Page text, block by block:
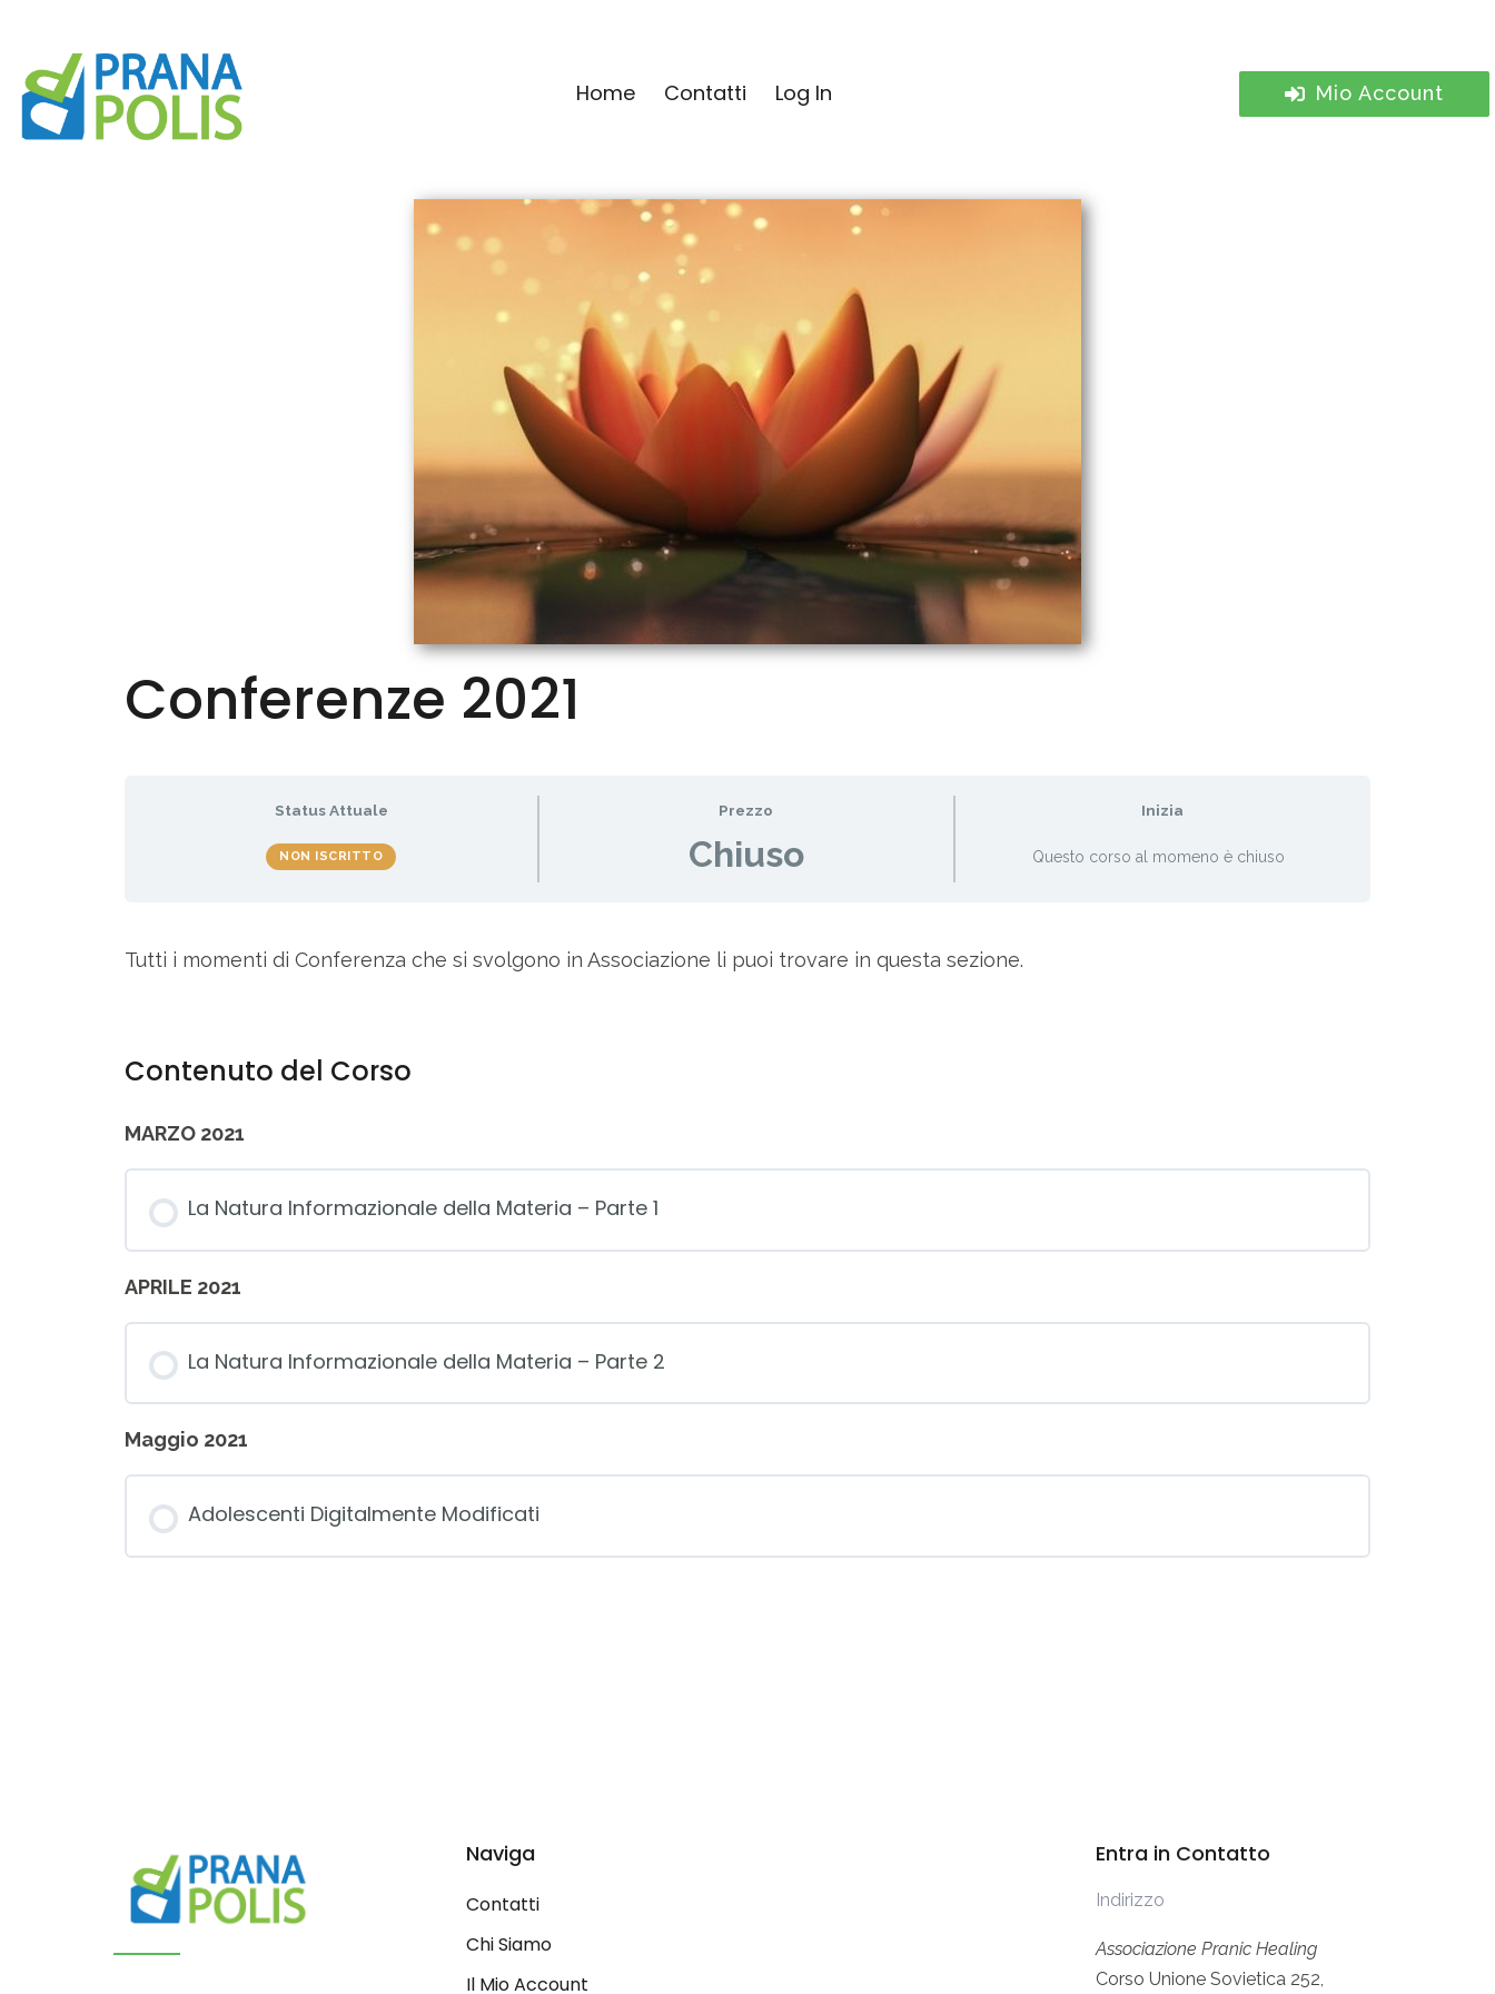
Home Contatti Log In Mio Account
Conferenze 2021
Status Attuale
NON ISCRITTO
Prezzo
Chiuso
Inizia
Questo corso al momeno è chiuso
Tutti i momenti di Conferenza che si svolgono in Associazione li puoi trovare in questa sezione.
Contenuto del Corso
MARZO 2021
La Natura Informazionale della Materia – Parte 1
APRILE 2021
La Natura Informazionale della Materia – Parte 2
Maggio 2021
Adolescenti Digitalmente Modificati
Naviga
Contatti
Chi Siamo
Il Mio Account
Entra in Contatto
Indirizzo
Associazione Pranic Healing
Corso Unione Sovietica 252,